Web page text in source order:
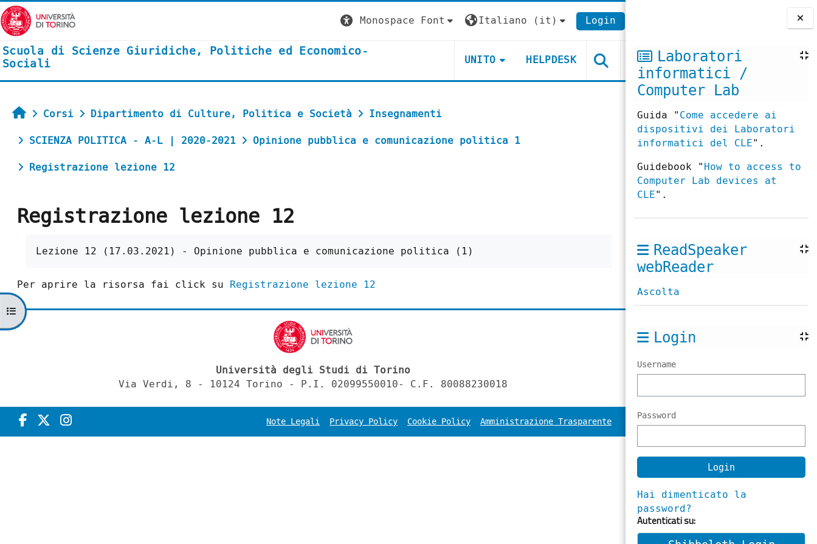
Vai al contenuto principale
Blocchi
Laboratori
informatici /
Computer Lab
Guida "Come accedere ai
dispositivi dei Laboratori
informatici del CLE".
Guidebook "How to access to
Computer Lab devices at
CLE".
ReadSpeaker
webReader
Ascolta
Login
Username
Password
Hai dimenticato la
password?
Autenticati su:
Monospace Font Italiano ‎(it)‎ Login
Scuola di Scienze Giuridiche, Politiche ed Economico-
Sociali
UNITO HELPDESK
Apri indice del corso
Home
Corsi Dipartimento di Culture, Politica e Società
Insegnamenti
SCIENZA POLITICA - A-L | 2020-2021
Opinione pubblica e comunicazione politica 1
Registrazione lezione 12
Registrazione lezione 12
Lezione 12 (17.03.2021) - Opinione pubblica e comunicazione politica (1)
Per aprire la risorsa fai click su Registrazione lezione 12
Università degli Studi di Torino
Via Verdi, 8 - 10124 Torino - P.I. 02099550010- C.F. 80088230018
Note Legali Privacy Policy Cookie Policy Amministrazione Trasparente